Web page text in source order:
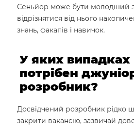
Сеньйор може бути молодший
відрізнятися від нього
знань, факапів і навичок.
У яких випадках
потрібен
розробник?
Досвідчений розробник рідко
закрити вакансію, зазвичай